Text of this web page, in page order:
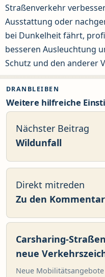
Straßenverkehr
Ausstattung oder
bei Dunkelheit fährt,
besseren Ausleuchtung
Schutz und den anderer
DRANBLEIBEN
Weitere hilfreiche
Nächster Beitrag
Wildunfall
Direkt mitreden
Zu den
Carsharing-
neue
Neue